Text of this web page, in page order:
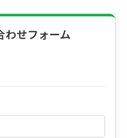
わせフォーム